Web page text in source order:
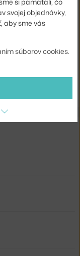
birch
svojej objednávky,
aby sme vás
súborov cookies.